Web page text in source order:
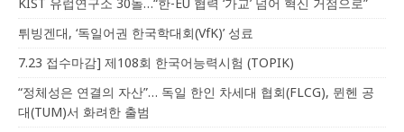
KIST 유럽연구소 30돌…“한-EU 협력 ‘가교’ 넘어 혁신 거점으로”
튀빙겐대, ‘독일어권 한국학대회(VfK)’ 성료
7.23 접수마감] 제108회 한국어능력시험 (TOPIK)
“정체성은 연결의 자산”… 독일 한인 차세대 협회(FLCG), 뮌헨 공
대(TUM)서 화려한 출범